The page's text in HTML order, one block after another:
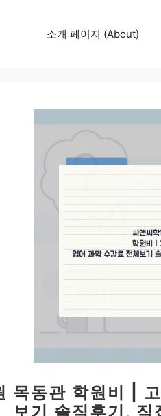
소개 페이지 (About)
목동관 학원비 |
보기 솔직후기, 직